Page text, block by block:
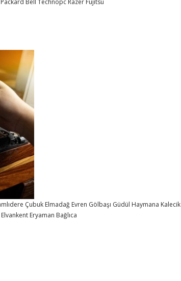
Packard Bell Technopc Razer Fujitsu
Çubuk Elmadağ Evren Gölbaşı Güdül Haymana Kalecik
Elvankent Eryaman Bağlıca